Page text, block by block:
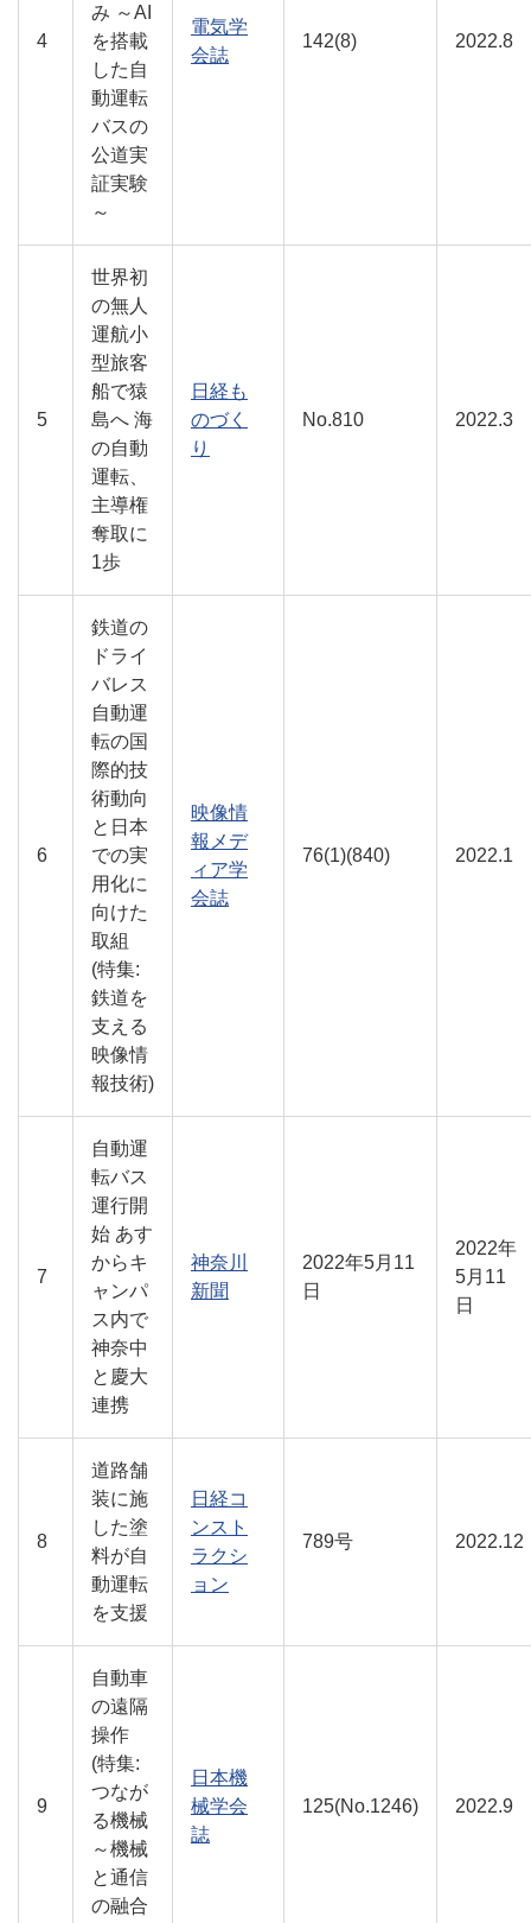
4
み ～AI
を搭載
した自
動運転
バスの
公道実
証実験
～
電気学
会誌
142(8) 2022.8
5
世界初
の無人
運航小
型旅客
船で猿
島へ 海
の自動
運転、
主導権
奪取に
1歩
日経も
のづく
り
No.810 2022.3
6
鉄道の
ドライ
バレス
自動運
転の国
際的技
術動向
と日本
での実
用化に
向けた
取組
(特集:
鉄道を
支える
映像情
報技術)
映像情
報メデ
ィア学
会誌
76(1)(840) 2022.1
7
自動運
転バス
運行開
始 あす
からキ
ャンパ
ス内で
神奈中
と慶大
連携
神奈川
新聞
2022年5月11
日
2022年
5月11
日
8
道路舗
装に施
した塗
料が自
動運転
を支援
日経コ
ンスト
ラクシ
ョン
789号 2022.12
9
自動車
の遠隔
操作
(特集:
つなが
る機械
～機械
と通信
の融合
日本機
械学会
誌
125(No.1246) 2022.9